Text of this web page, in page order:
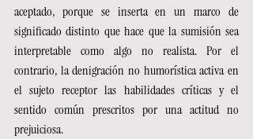
aceptado, porque se inserta en un marco de
significado distinto que hace que la sumisión sea
interpretable como algo no realista. Por el
contrario, la denigración no humorística activa en
el sujeto receptor las habilidades críticas y el
sentido común prescritos por una actitud no
prejuiciosa.